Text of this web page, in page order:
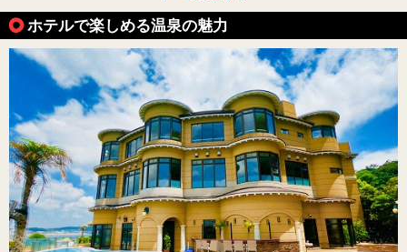
ホテルで楽しめる温泉の魅力